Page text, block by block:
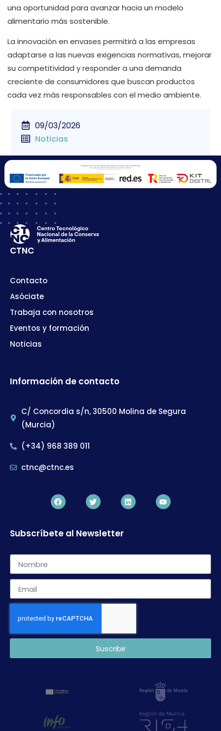
una oportunidad para avanzar hacia un modelo
alimentario más sostenible.
La innovación en envases permitirá a las empresas
adaptarse a las nuevas exigencias normativas, mejorar
su competitividad y responder a una demanda
creciente de consumidores que buscan productos
cada vez más responsables con el medio ambiente.
09/03/2026
Noticias
CTNC
Contacto
Asóciate
Trabaja con nosotros
Eventos y formación
Noticias
Información de contacto
C/ Concordia s/n, 30500 Molina de Segura
(Murcia)
(+34) 968 389 011
ctnc@ctnc.es
Subscríbete al Newsletter
Suscribir